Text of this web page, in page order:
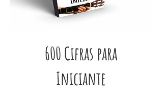
600 Cifras para
Iniciante